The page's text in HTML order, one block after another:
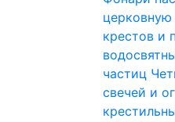
церковную
крестов и
частиц
свечей и